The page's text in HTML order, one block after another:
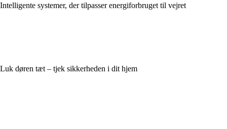
Intelligente systemer, der tilpasser energiforbruget til vejret
Luk døren tæt – tjek sikkerheden i dit hjem